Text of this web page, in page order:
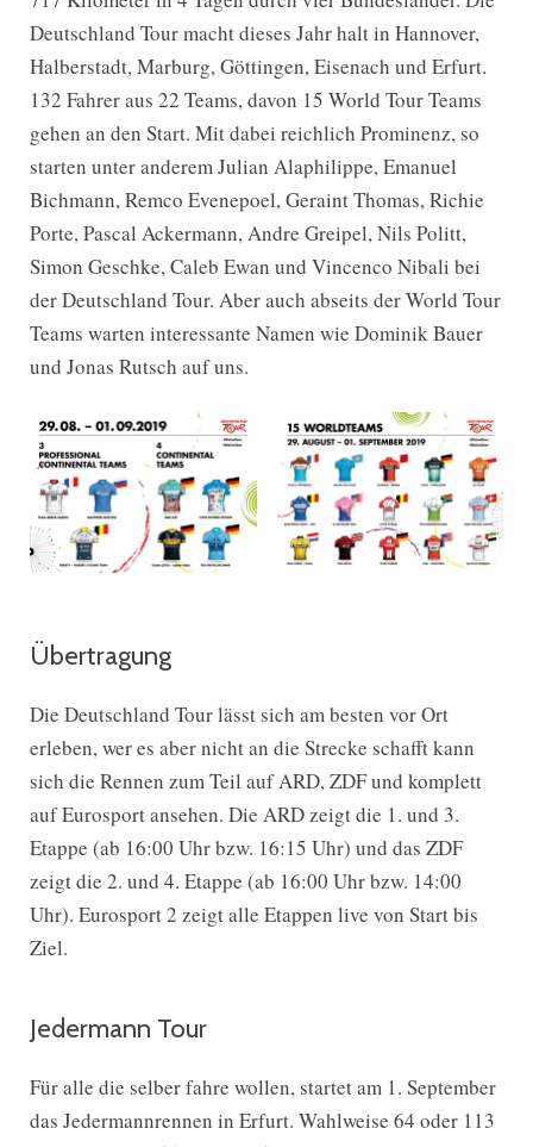
Deutschland Tour macht dieses Jahr halt in Hannover,
Halberstadt, Marburg, Göttingen, Eisenach und Erfurt.
132 Fahrer aus 22 Teams, davon 15 World Tour Teams
gehen an den Start. Mit dabei reichlich Prominenz, so
starten unter anderem Julian Alaphilippe, Emanuel
Bichmann, Remco Evenepoel, Geraint Thomas, Richie
Porte, Pascal Ackermann, Andre Greipel, Nils Politt,
Simon Geschke, Caleb Ewan und Vincenco Nibali bei
der Deutschland Tour. Aber auch abseits der World Tour
Teams warten interessante Namen wie Dominik Bauer
und Jonas Rutsch auf uns.
Übertragung
Die Deutschland Tour lässt sich am besten vor Ort
erleben, wer es aber nicht an die Strecke schafft kann
sich die Rennen zum Teil auf ARD, ZDF und komplett
auf Eurosport ansehen. Die ARD zeigt die 1. und 3.
Etappe (ab 16:00 Uhr bzw. 16:15 Uhr) und das ZDF
zeigt die 2. und 4. Etappe (ab 16:00 Uhr bzw. 14:00
Uhr). Eurosport 2 zeigt alle Etappen live von Start bis
Ziel.
Jedermann Tour
Für alle die selber fahre wollen, startet am 1. September
das Jedermannrennen in Erfurt. Wahlweise 64 oder 113